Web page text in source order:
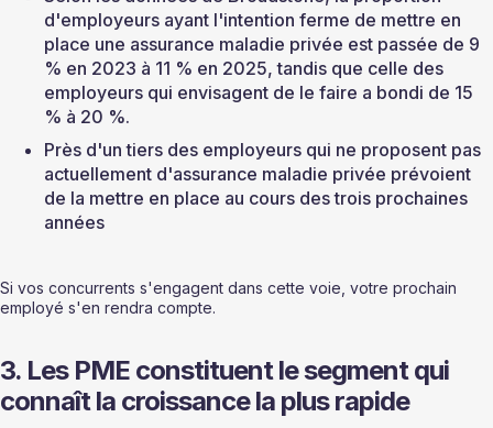
d'employeurs ayant l'intention ferme de mettre en
place une assurance maladie privée est passée de 9
% en 2023 à 11 % en 2025, tandis que celle des
employeurs qui envisagent de le faire a bondi de 15
% à 20 %.
Près d'un tiers des employeurs qui ne proposent pas
actuellement d'assurance maladie privée prévoient
de la mettre en place au cours des trois prochaines
années
Si vos concurrents s'engagent dans cette voie, votre prochain
employé s'en rendra compte.
3. Les PME constituent le segment qui
connaît la croissance la plus rapide